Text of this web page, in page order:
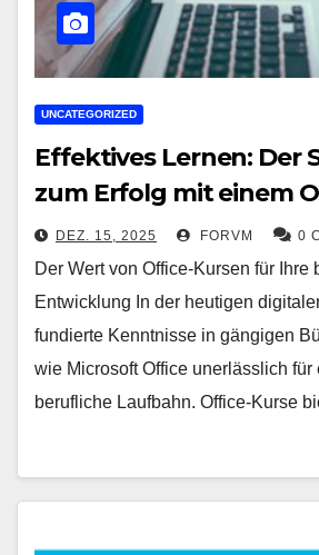
UNCATEGORIZED
Effektives Lernen: Der
zum Erfolg mit einem
DEZ. 15, 2025 FORVM 0
Der Wert von Office-Kursen für Ihre
Entwicklung In der heutigen
fundierte Kenntnisse in gängigen
wie Microsoft Office unerlässlich
berufliche Laufbahn. Office-Kurse